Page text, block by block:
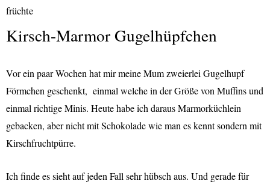
Kirsch-Marmor Gugelhüpfchen
Vor ein paar Wochen hat mir meine Mum zweierlei Gugelhupf
Förmchen geschenkt, einmal welche in der Größe von Muffins und
einmal richtige Minis. Heute habe ich daraus Marmorküchlein
gebacken, aber nicht mit Schokolade wie man es kennt sondern mit
Kirschfruchtpürre.
Ich finde es sieht auf jeden Fall sehr hübsch aus. Und gerade für